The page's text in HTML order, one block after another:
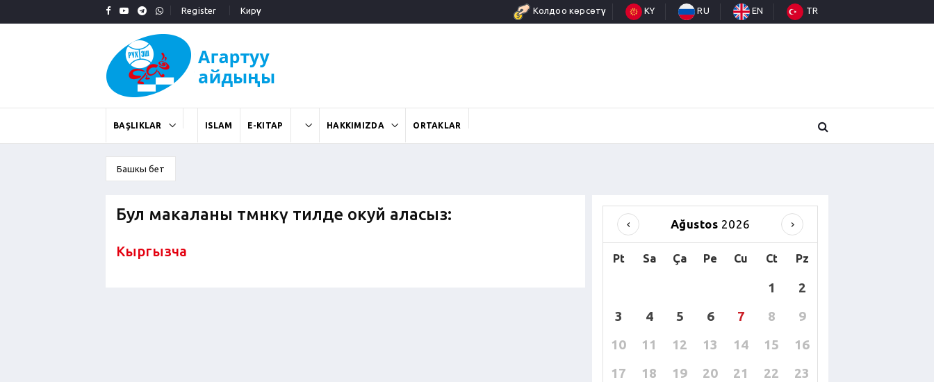
Register Кирүү Колдоо көрсөтүү KY RU EN TR
BAŞLIKLAR ISLAM E-KITAP HAKKIMIZDA ORTAKLAR
Башкы бет
Бул макаланы төмөнкү тилде окуй аласыз:
Кыргызча
Ağustos 2026
Pt Sa Ça Pe Cu Ct Pz
1
2
3
4 5 6 7 8
9
10
11 12 13 14 15
16
17
18 19 20 21 22
23